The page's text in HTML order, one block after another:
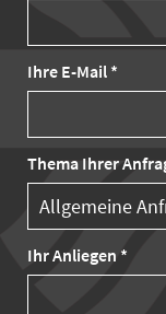
Ihre E-Mail *
Thema Ihrer
Ihr Anliegen *